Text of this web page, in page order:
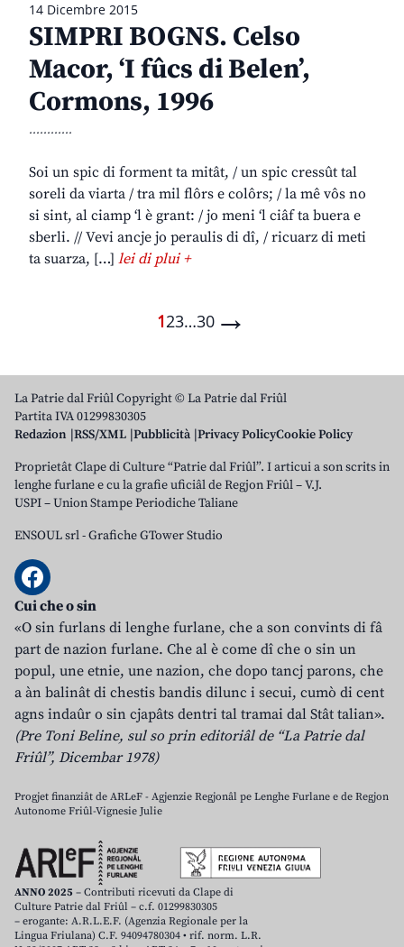
14 Dicembre 2015
SIMPRI BOGNS. Celso
Macor, ‘I fûcs di Belen’,
Cormons, 1996
............
Soi un spic di forment ta mitât, / un spic cressût tal
soreli da viarta / tra mil flôrs e colôrs; / la mê vôs no
si sint, al ciamp ‘l è grant: / jo meni ‘l ciâf ta buera e
sberli. // Vevi ancje jo peraulis di dî, / ricuarz di meti
ta suarza, […] lei di plui +
123…30 →
La Patrie dal Friûl Copyright © La Patrie dal Friûl
Partita IVA 01299830305
Redazion RSS/XML Pubblicità Privacy PolicyCookie Policy
Proprietât Clape di Culture “Patrie dal Friûl”. I articui a son scrits in
lenghe furlane e cu la grafie uficiâl de Regjon Friûl – V.J.
USPI – Union Stampe Periodiche Taliane
ENSOUL srl-Grafiche GTower Studio
Cui che o sin
«O sin furlans di lenghe furlane, che a son convints di fâ
part de nazion furlane. Che al è come dî che o sin un
popul, une etnie, une nazion, che dopo tancj parons, che
a àn balinât di chestis bandis dilunc i secui, cumò di cent
agns indaûr o sin cjapâts dentri tal tramai dal Stât talian».
(Pre Toni Beline, sul so prin editoriâl de “La Patrie dal
Friûl”, Dicembar 1978)
Progjet finanziât de ARLeF - Agjenzie Regjonâl pe Lenghe Furlane e de Regjon
Autonome Friûl-Vignesie Julie
ANNO 2025 – Contributi ricevuti da Clape di
Culture Patrie dal Friûl – c.f. 01299830305
– erogante: A.R.L.E.F. (Agenzia Regionale per la
Lingua Friulana) C.F. 94094780304 • rif. norm. L.R.